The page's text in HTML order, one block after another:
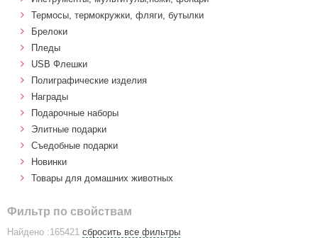
Термосы, термокружки, фляги, бутылки
Брелоки
Пледы
USB Флешки
Полиграфические изделия
Награды
Подарочные наборы
Элитные подарки
Cъедобные подарки
Новинки
Товары для домашних животных
Фильтр по свойствам
Найдено :165421 сбросить все фильтры